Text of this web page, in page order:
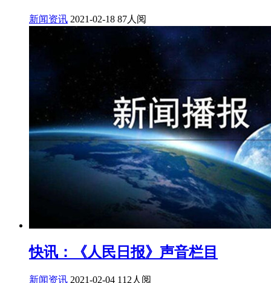
新闻资讯 2021-02-18 87人阅
快讯：《人民日报》声音栏目
新闻资讯 2021-02-04 112人阅